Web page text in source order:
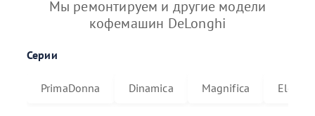
Мы ремонтируем и другие модели
кофемашин DeLonghi
Серии
PrimaDonna Dinamica Magnifica Eletta